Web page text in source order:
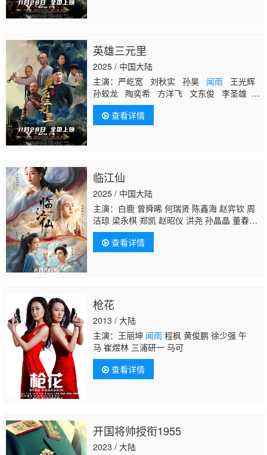
英雄三元里
2025 / 中国大陆
主演：严屹宽 刘秋实 孙昊 闻雨王光辉
孙蛟龙 陶奕希 方洋飞 文东俊 李圣雄
王禹森 吕文军 陆丰 爱多 马铁摩
查看详情
临江仙
2025 / 中国大陆
主演：白鹿 曾舜晞 何瑞贤 陈鑫海 赵弈钦 周
洁琼 梁永棋 郑凯 赵昭仪 洪尧 孙晶晶 董春
辉 潘宥诚 孙政 胡耘豪 张籽沐 金绪泽 罗泽
楷 弭金 张垒 袁大宝 王亭文 于荣光 黄奕 连
凯 张百乔 陈鹤一 赵晴 陈德容 左小青 信 林依
查看详情
枪花
2013 / 大陆
主演：王丽坤 闻雨程枫 黄俊鹏 徐少强 午
马 崔煜林 三浦研一 马可
查看详情
开国将帅授衔1955
2023 / 大陆